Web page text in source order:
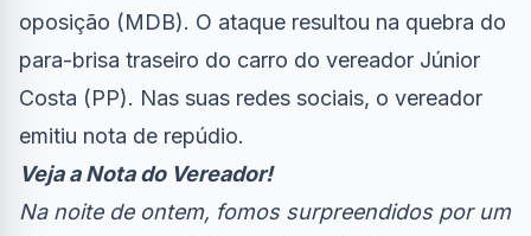
oposição (MDB). O ataque resultou na quebra do
para-brisa traseiro do carro do vereador Júnior
Costa (PP). Nas suas redes sociais, o vereador
emitiu nota de repúdio.
Veja a Nota do Vereador!
Na noite de ontem, fomos surpreendidos por um